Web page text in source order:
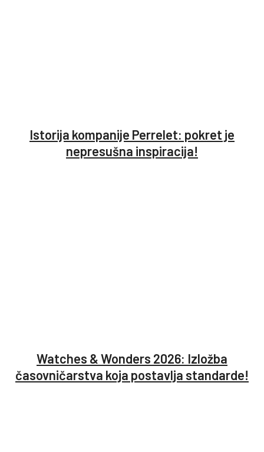
Istorija kompanije Perrelet: pokret je
nepresušna inspiracija!
Watches & Wonders 2026: Izložba
časovničarstva koja postavlja standarde!